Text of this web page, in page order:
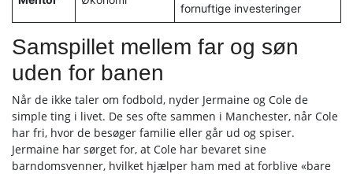
fornuftige investeringer
Samspillet mellem far og søn
uden for banen
Når de ikke taler om fodbold, nyder Jermaine og Cole de
simple ting i livet. De ses ofte sammen i Manchester, når Cole
har fri, hvor de besøger familie eller går ud og spiser.
Jermaine har sørget for, at Cole har bevaret sine
barndomsvenner, hvilket hjælper ham med at forblive «bare